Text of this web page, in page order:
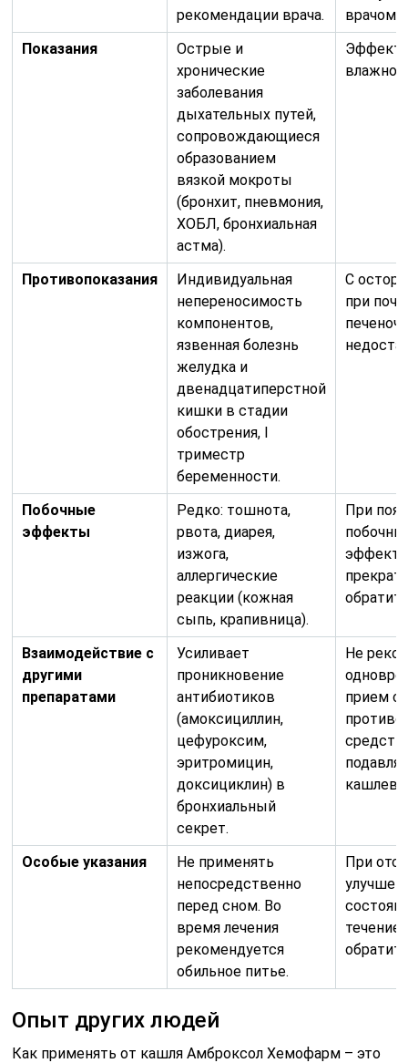
рекомендации врача.
врачом.
Показания
Острые и
хронические
заболевания
дыхательных путей,
сопровождающиеся
образованием
вязкой мокроты
(бронхит, пневмония,
ХОБЛ, бронхиальная
астма).
Противопоказания
Индивидуальная
непереносимость
компонентов,
язвенная болезнь
желудка и
двенадцатиперстной
кишки в стадии
обострения, I
триместр
беременности.
С
при
Побочные
эффекты
Редко: тошнота,
рвота, диарея,
изжога,
аллергические
реакции (кожная
сыпь, крапивница).
При
Взаимодействие с
другими
препаратами
Усиливает
проникновение
антибиотиков
(амоксициллин,
цефуроксим,
эритромицин,
доксициклин) в
бронхиальный
секрет.
Не
прием с
Особые указания
Не применять
непосредственно
перед сном. Во
время лечения
рекомендуется
обильное питье.
При
течение
Опыт других людей
Как применять от кашля Амброксол Хемофарм – это